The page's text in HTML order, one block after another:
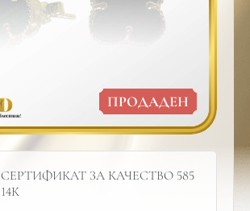
ПРОДАДЕН
СЕРТИФИКАТ ЗА КАЧЕСТВО 585
14К